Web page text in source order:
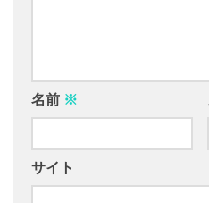
名前 ※
サイト